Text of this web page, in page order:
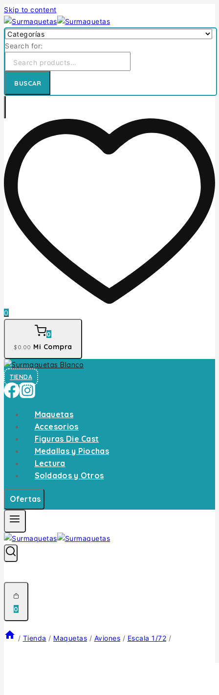
Skip to content
Search for:
BUSCAR
0
0
$0 .00 Mi Compra
TIENDA
Maquetas
Accesorios
Figuras Die Cast
Medallas y Piochas
Lectura
Soldados y Otros
Ofertas
0
/ Tienda / Maquetas / Aviones / Escala 1/72 /